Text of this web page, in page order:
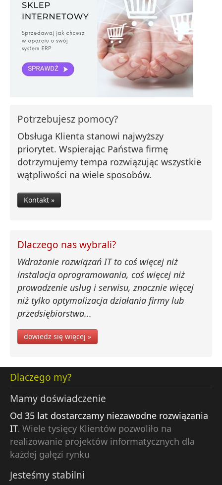
Potrzebujesz pomocy?
Obsługa Klienta stanowi najwyższy
priorytet. Wspierając Państwa firmę
dotrzymujemy tempa rozwiązując wszystkie
wątpliwości na wiele sposobów.
Kontakt »
Dlaczego nas wybrali?
Wdrażanie rozwiązań IT to coś więcej niż
instalacja oprogramowania, coś więcej niż
prowadzenie usług i serwisu, znacznie więcej
niż tylko optymalizacja działania firmy lub
przedsiębiorstwa...
dowiedz się więcej »
Dlaczego my?
Mamy doświadczenie
Od 35 lat dostarczamy niezawodne rozwiązania
IT. Wiele tysięcy Klientów pozwoliło na
realizowanie projektów informatycznych dla
każdej gałęzi rynku
Jesteśmy stabilni